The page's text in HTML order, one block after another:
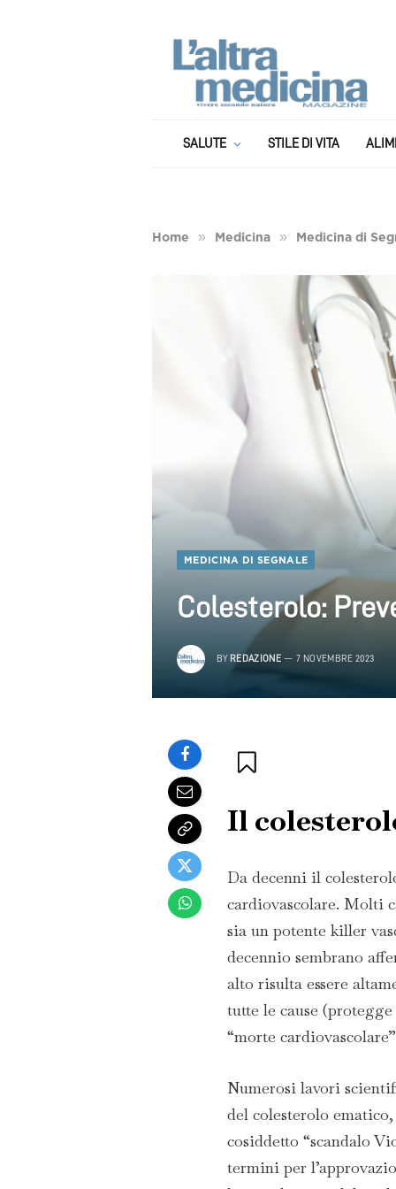
SALUTE STILE DI VITA
Home » Medicina » Medicina di
MEDICINA DI SEGNALE
Colesterolo:
BY REDAZIONE 7 NOVEMBRE 2023
Il
Da decenni il
cardiovascolare. Molti
sia un potente killer
decennio sembrano
alto risulta essere
tutte le cause
“morte
Numerosi lavori
del colesterolo
cosiddetto “scandalo
termini per